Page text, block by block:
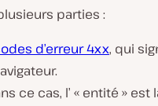
parties :
d’erreur 4xx, qui
ce cas, l’ « entité »